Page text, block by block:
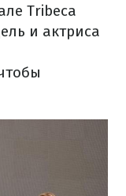
Tribeca
и актриса